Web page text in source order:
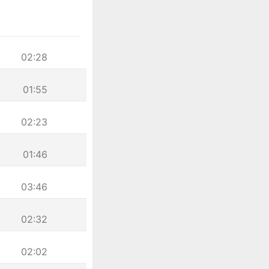
02:28
01:55
02:23
01:46
03:46
02:32
02:02